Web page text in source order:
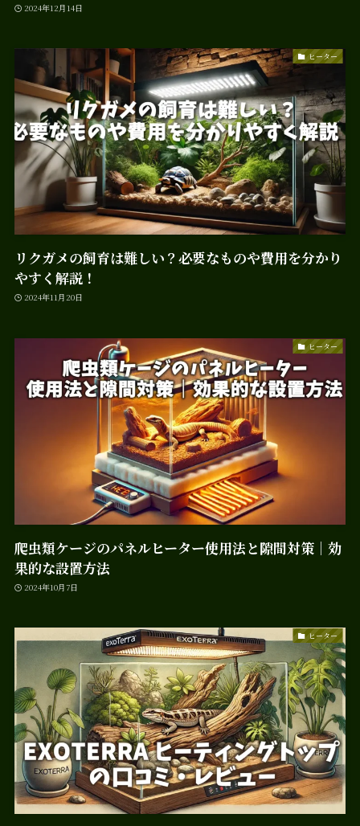
2024年12月14日
ヒーター
リクガメの飼育は難しい？必要なものや費用を分かり
やすく解説！
2024年11月20日
ヒーター
爬虫類ケージのパネルヒーター使用法と隙間対策｜効
果的な設置方法
2024年10月7日
ヒーター